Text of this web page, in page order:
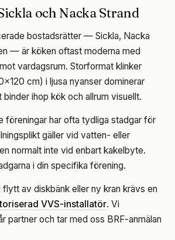
och Nacka Strand
bostadsrätter — Sickla, Nacka
— är köken oftast moderna med
vardagsrum. Storformat klinker
cm) i ljusa nyanser dominerar
ihop kök och allrum visuellt.
föreningar har ofta tydliga stadgar för
gäller vid vatten- eller
normalt inte vid enbart kakelbyte.
i din specifika förening.
flytt av diskbänk eller ny kran krävs en
VVS-installatör. Vi
partner och tar med oss BRF-anmälan